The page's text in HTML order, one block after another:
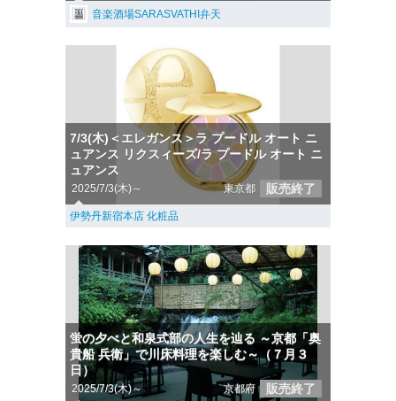
音楽酒場SARASVATHI弁天
7/3(木)＜エレガンス＞ラ プードル オート ニ
ュアンス リクスィーズ/ラ プードル オート ニ
ュアンス
2025/7/3(木)～ 東京都 販売終了
伊勢丹新宿本店 化粧品
蛍の夕べと和泉式部の人生を辿る ～京都「奥
貴船 兵衛」で川床料理を楽しむ～（７月３
日）
2025/7/3(木)～ 京都府 販売終了